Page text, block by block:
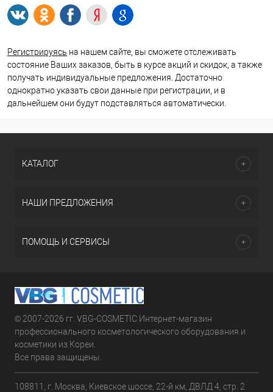
Регистрируясь на нашем сайте, вы сможете отслеживать
состояние Ваших заказов, быть в курсе акций и скидок, а также
получать индивидуальные предложения. Достаточно
однократно указать свои данные при регистрации, и в
дальнейшем они будут подставляться автоматически.
КАТАЛОГ
НАШИ ПРЕДЛОЖЕНИЯ
ПОМОЩЬ И СЕРВИСЫ
© 2007-2026 гг. VBG-COSMETIC Интернет-магазин
профессионального косметологического оборудования и
косметики из Кореи.
Все права защищены.
108811, г. Москва, Киевское шоссе, 22-й км, ДВЛД 4, стр. 2